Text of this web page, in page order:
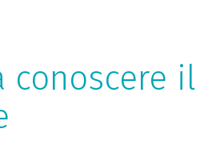
conoscere il